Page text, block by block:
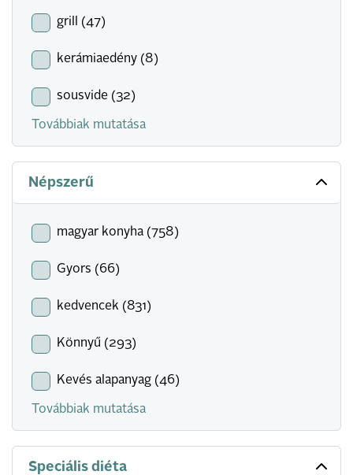
grill (47)
kerámiaedény (8)
sousvide (32)
Továbbiak mutatása
Népszerű
magyar konyha (758)
Gyors (66)
kedvencek (831)
Könnyű (293)
Kevés alapanyag (46)
Továbbiak mutatása
Speciális diéta